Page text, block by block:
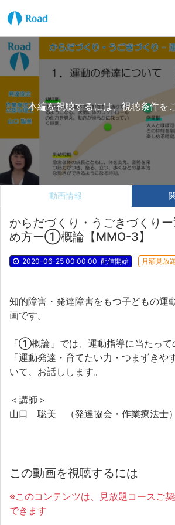
本編を視聴するには、視聴条件を
動画情報
からだづくり・うごきづくり
め方ー①概論【MMO-3】
2020-06-25 00:00:00 配信開始 月額見放
知的障害・発達障害をもつ子どもの運
画です。
「①概論」では、運動指導に当たって
「運動発達・育てたい力・つまずきや
いて、お話しします。
＜講師＞
山口 聡美 （発達協会・作業療法士）
この動画を視聴するには
※このコンテンツは、見放題コースご
できます